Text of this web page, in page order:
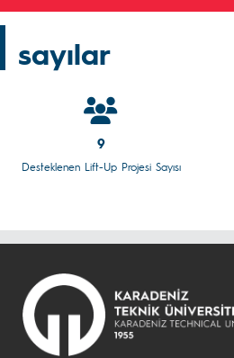
sayılar
9
Desteklenen Lift-Up Projesi Sayısı